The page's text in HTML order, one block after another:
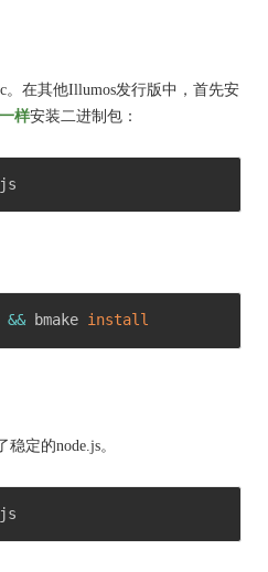
在其他Illumos发行版中，首先安
样安装二进制包：
&& bmake install
定的node.js。